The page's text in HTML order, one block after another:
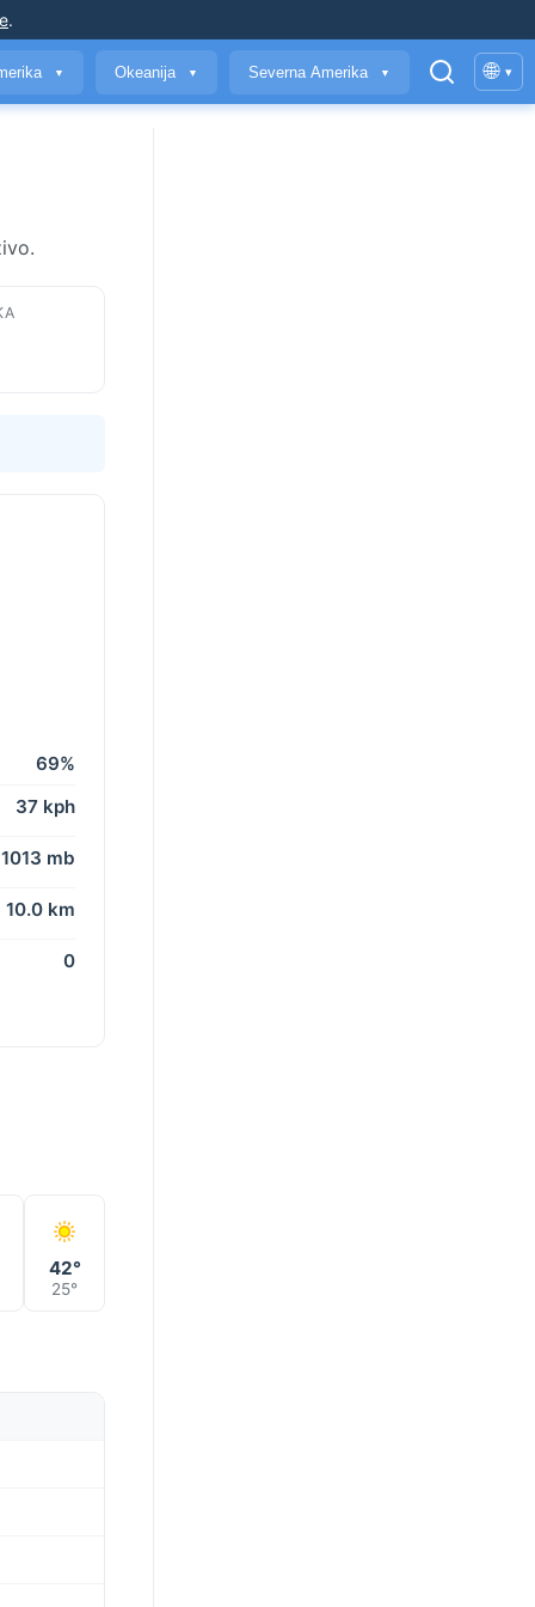
.
▼ Okeanija ▼ Severna Amerika ▼ 🌐 ▾
69%
37 kph
1013 mb
10.0 km
0
42°
25°